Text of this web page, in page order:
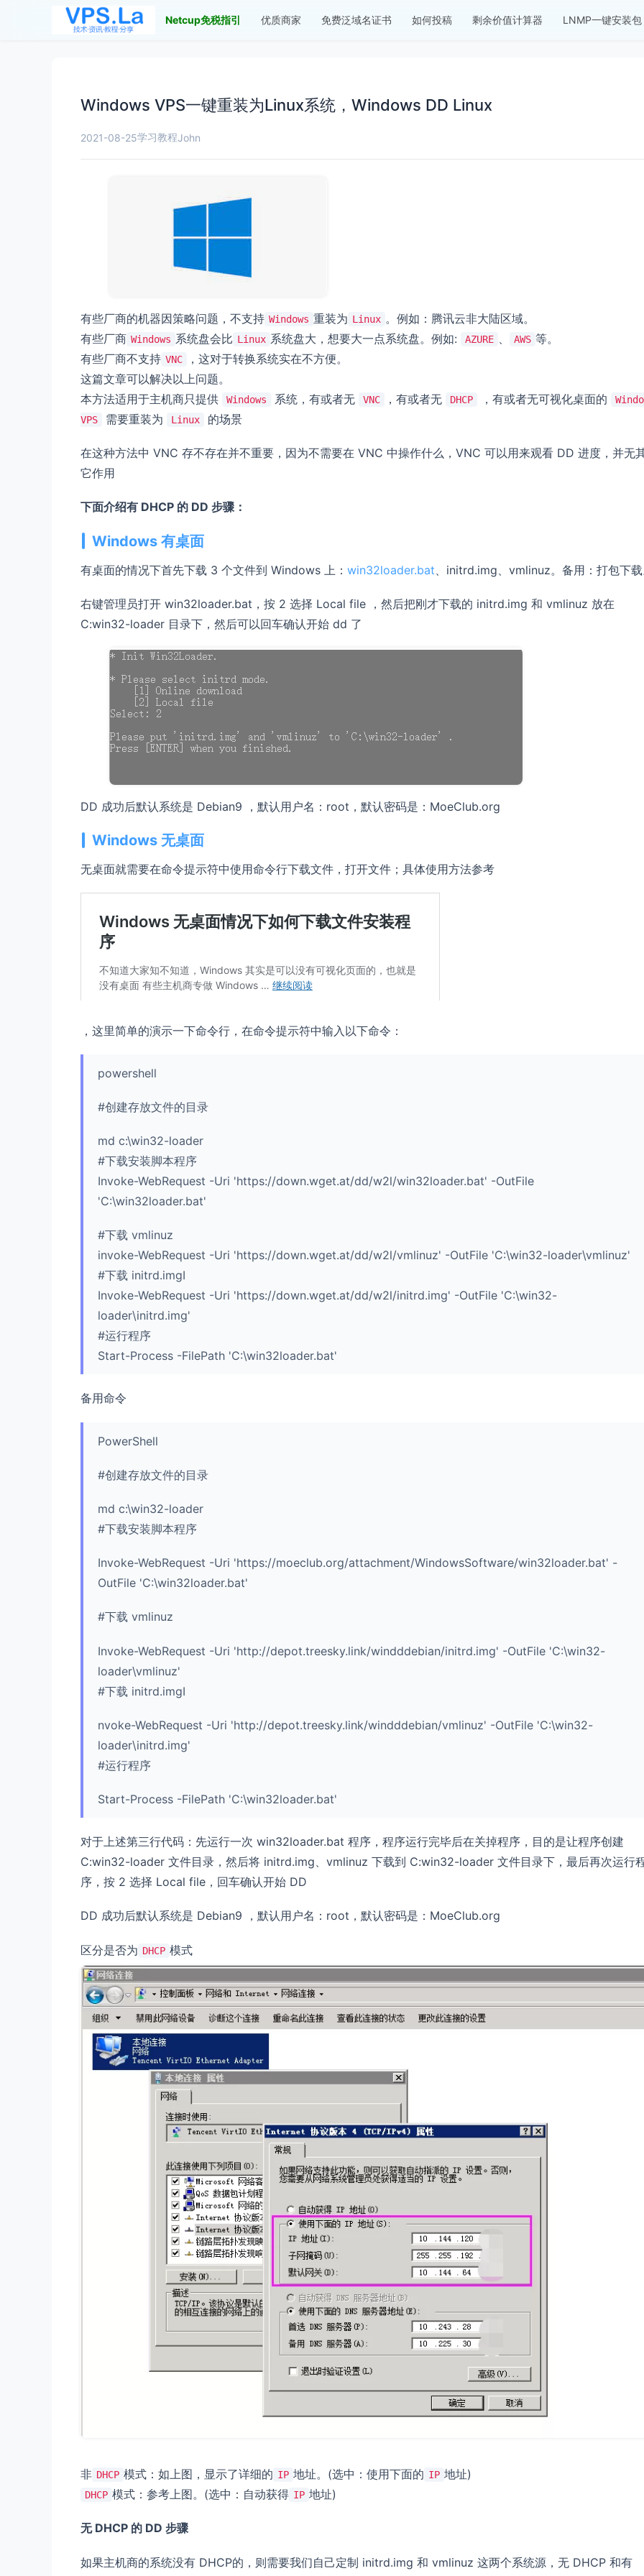
Netcup免税指引 优质商家 免费泛域名证书 如何投稿 剩余价值计算器 LNMP一键安装包
Windows VPS一键重装为Linux系统，Windows DD Linux
2021-08-25学习教程John
有些厂商的机器因策略问题，不支持 Windows 重装为 Linux 。例如：腾讯云非大陆区域。
有些厂商 Windows 系统盘会比 Linux 系统盘大，想要大一点系统盘。例如: AZURE 、 AWS 等。
有些厂商不支持 VNC
，这对于转换系统实在不方便。
这篇文章可以解决以上问题。
本方法适用于主机商只提供
Windows 系统，有或者无 VNC ，有或者无 DHCP ，有或者无可视化桌面的
VPS
需要重装为 Linux 的场景
在这种方法中 VNC 存不存在并不重要，因为不需要在 VNC 中操作什么，VNC 可以用来观看 DD 进度，并无
它作用
下面介绍有 DHCP 的 DD 步骤：
Windows 有桌面
有桌面的情况下首先下载 3 个文件到 Windows 上： win32loader.bat 、initrd.img、vmlinuz。备用：打包下
右键管理员打开 win32loader.bat，按 2 选择 Local file ，然后把刚才下载的 initrd.img 和 vmlinuz 放在
C:win32-loader 目录下，然后可以回车确认开始 dd 了
DD 成功后默认系统是 Debian9 ，默认用户名：root，默认密码是：MoeClub.org
Windows 无桌面
无桌面就需要在命令提示符中使用命令行下载文件，打开文件；具体使用方法参考
，这里简单的演示一下命令行，在命令提示符中输入以下命令：
powershell
#创建存放文件的目录
md c:\win32-loader
#下载安装脚本程序
Invoke-WebRequest -Uri 'https://down.wget.at/dd/w2l/win32loader.bat' -OutFile
'C:\win32loader.bat'
#下载 vmlinuz
invoke-WebRequest -Uri 'https://down.wget.at/dd/w2l/vmlinuz' -OutFile 'C:\win32-loader\vmlinuz'
#下载 initrd.imgI
Invoke-WebRequest -Uri 'https://down.wget.at/dd/w2l/initrd.img' -OutFile 'C:\win32-
loader\initrd.img'
#运行程序
Start-Process -FilePath 'C:\win32loader.bat'
备用命令
PowerShell
#创建存放文件的目录
md c:\win32-loader
#下载安装脚本程序
Invoke-WebRequest -Uri 'https://moeclub.org/attachment/WindowsSoftware/win32loader.bat' -
OutFile 'C:\win32loader.bat'
#下载 vmlinuz
Invoke-WebRequest -Uri 'http://depot.treesky.link/windddebian/initrd.img' -OutFile 'C:\win32-
loader\vmlinuz'
#下载 initrd.imgI
nvoke-WebRequest -Uri 'http://depot.treesky.link/windddebian/vmlinuz' -OutFile 'C:\win32-
loader\initrd.img'
#运行程序
Start-Process -FilePath 'C:\win32loader.bat'
对于上述第三行代码：先运行一次 win32loader.bat 程序，程序运行完毕后在关掉程序，目的是让程序创建
C:win32-loader 文件目录，然后将 initrd.img、vmlinuz 下载到 C:win32-loader 文件目录下，最后再次运行
序，按 2 选择 Local file，回车确认开始 DD
DD 成功后默认系统是 Debian9 ，默认用户名：root，默认密码是：MoeClub.org
区分是否为 DHCP 模式
非 DHCP 模式：如上图，显示了详细的 IP 地址。(选中：使用下面的 IP 地址)
DHCP 模式：参考上图。(选中：自动获得 IP 地址)
无 DHCP 的 DD 步骤
如果主机商的系统没有 DHCP的，则需要我们自己定制 initrd.img 和 vmlinuz 这两个系统源，无 DHCP 和有